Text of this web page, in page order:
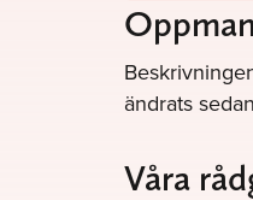
ändrats
Våra